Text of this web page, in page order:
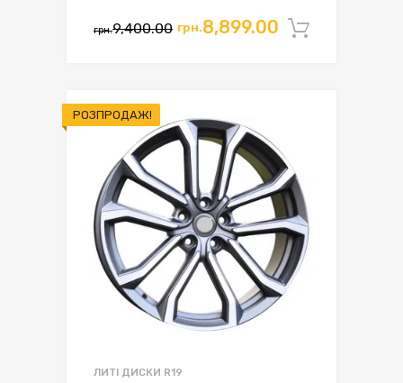
грн.9,400.00 Оригінальна
грн.8,899.00 Поточна
РОЗПРОДАЖ!
ЛИТІ ДИСКИ R19